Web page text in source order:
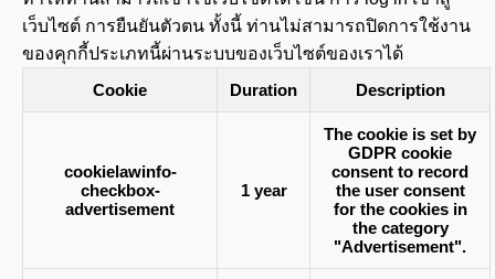
เว็บไซต์ การยืนยันตัวตน ทั้งนี้ ท่านไม่สามารถปิดการใช้งาน
ของคุกกี้ประเภทนี้ผ่านระบบของเว็บไซต์ของเราได้
Cookie
Duration Description
cookielawinfo-
checkbox-
advertisement
1 year
The cookie is set by
GDPR cookie
consent to record
the user consent
for the cookies in
the category
"Advertisement".